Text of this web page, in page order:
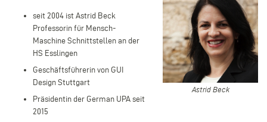
Astrid Beck
seit 2004 ist Astrid Beck
Professorin für Mensch-
Maschine Schnittstellen an der
HS Esslingen
Geschäftsführerin von GUI
Design Stuttgart
Präsidentin der German UPA seit
2015